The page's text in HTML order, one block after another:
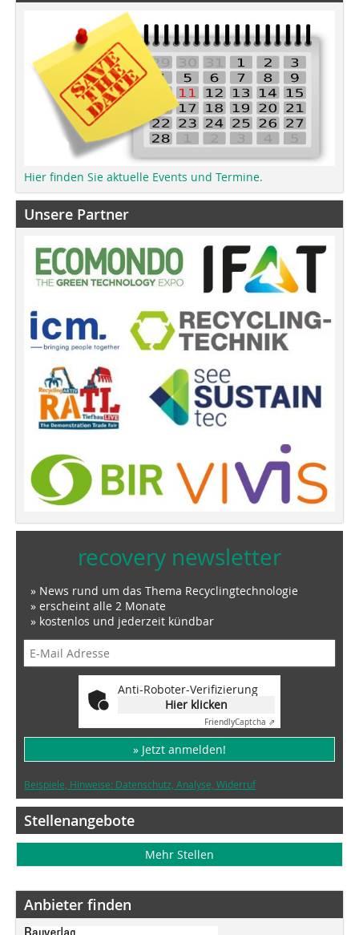
Hier finden Sie aktuelle Events und Termine.
Unsere Partner
recovery newsletter
» News rund um das Thema Recyclingtechnologie
» erscheint alle 2 Monate
» kostenlos und jederzeit kündbar
Anti-Roboter-Verifizierung
Hier klicken
FriendlyCaptcha ⇗
» Jetzt anmelden!
Beispiele, Hinweise: Datenschutz, Analyse, Widerruf
Stellenangebote
Mehr Stellen
Anbieter finden